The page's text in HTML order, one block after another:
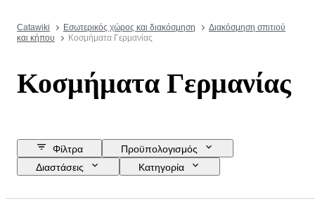
Catawiki Εσωτερικός χώρος και διακόσμηση
Διακόσμηση σπιτιού
και κήπου
Κοσμήματα Γερμανίας
Κοσμήματα Γερμανίας
Φίλτρα
Προϋπολογισμός
Διαστάσεις
Κατηγορία